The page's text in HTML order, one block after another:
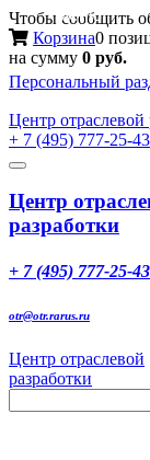
Чтобы сообщить
Корзина0
на сумму 0 руб.
Персональный
Центр отраслевой
+ 7 (495) 777-25-43
Toggle
Меню
Центр
разработки
+ 7 (495) 777-25-43
otr@otr.rarus.ru
Центр отраслевой
разработки